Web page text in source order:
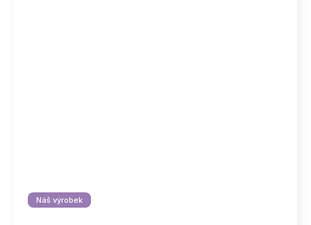
Náš výrobek